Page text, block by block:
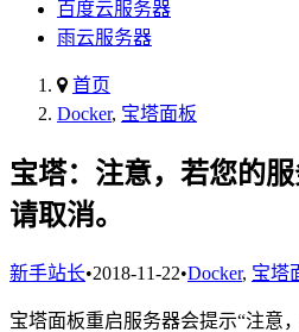
百度云服务器
雨云服务器
首页
Docker, 宝塔面板
宝塔：注意，若您的服
请取消。
新手站长•2018-11-22•Docker, 宝塔
宝塔面板重启服务器会提示“注意